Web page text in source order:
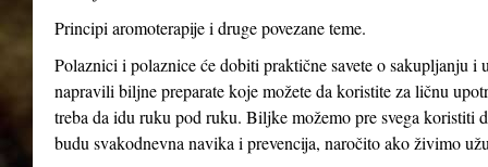
Principi aromoterapije i druge povezane teme.
Polaznici i polaznice će dobiti praktične savete o sakupljanju
napravili biljne preparate koje možete da koristite za ličnu
treba da idu ruku pod ruku. Biljke možemo pre svega koristiti
budu svakodnevna navika i prevencija, naročito ako živimo